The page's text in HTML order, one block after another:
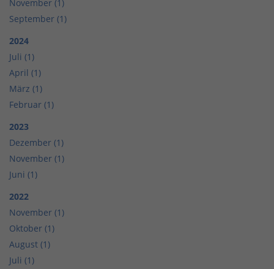
November (1)
September (1)
2024
Juli (1)
April (1)
März (1)
Februar (1)
2023
Dezember (1)
November (1)
Juni (1)
2022
November (1)
Oktober (1)
August (1)
Juli (1)